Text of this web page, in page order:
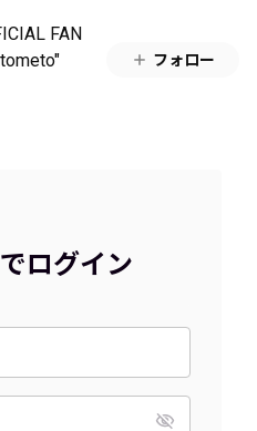
FAN
フォロー
ログイン